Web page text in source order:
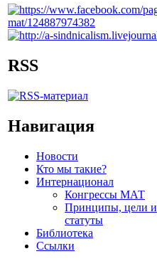
RSS
Навигация
Новости
Кто мы такие?
Интернационал
Конгрессы МАТ
Принципы, цели и
статуты
Библиотека
Ссылки